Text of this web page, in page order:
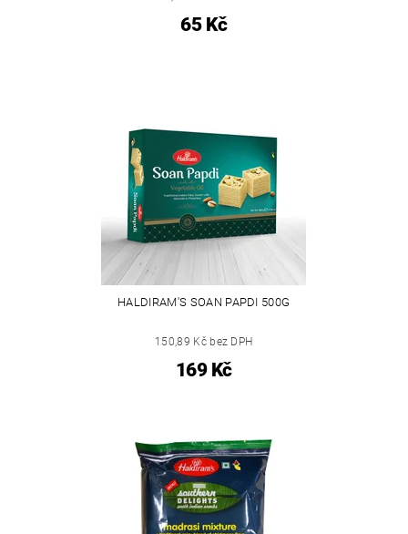
65 Kč
HALDIRAM'S SOAN PAPDI 500G
150,89 Kč bez DPH
169 Kč